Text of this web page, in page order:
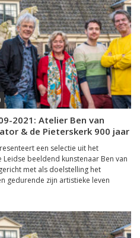
2021: Atelier Ben van
& de Pieterskerk 900 jaar
een selectie uit het
beeldend kunstenaar Ben van
met als doelstelling het
gedurende zijn artistieke leven